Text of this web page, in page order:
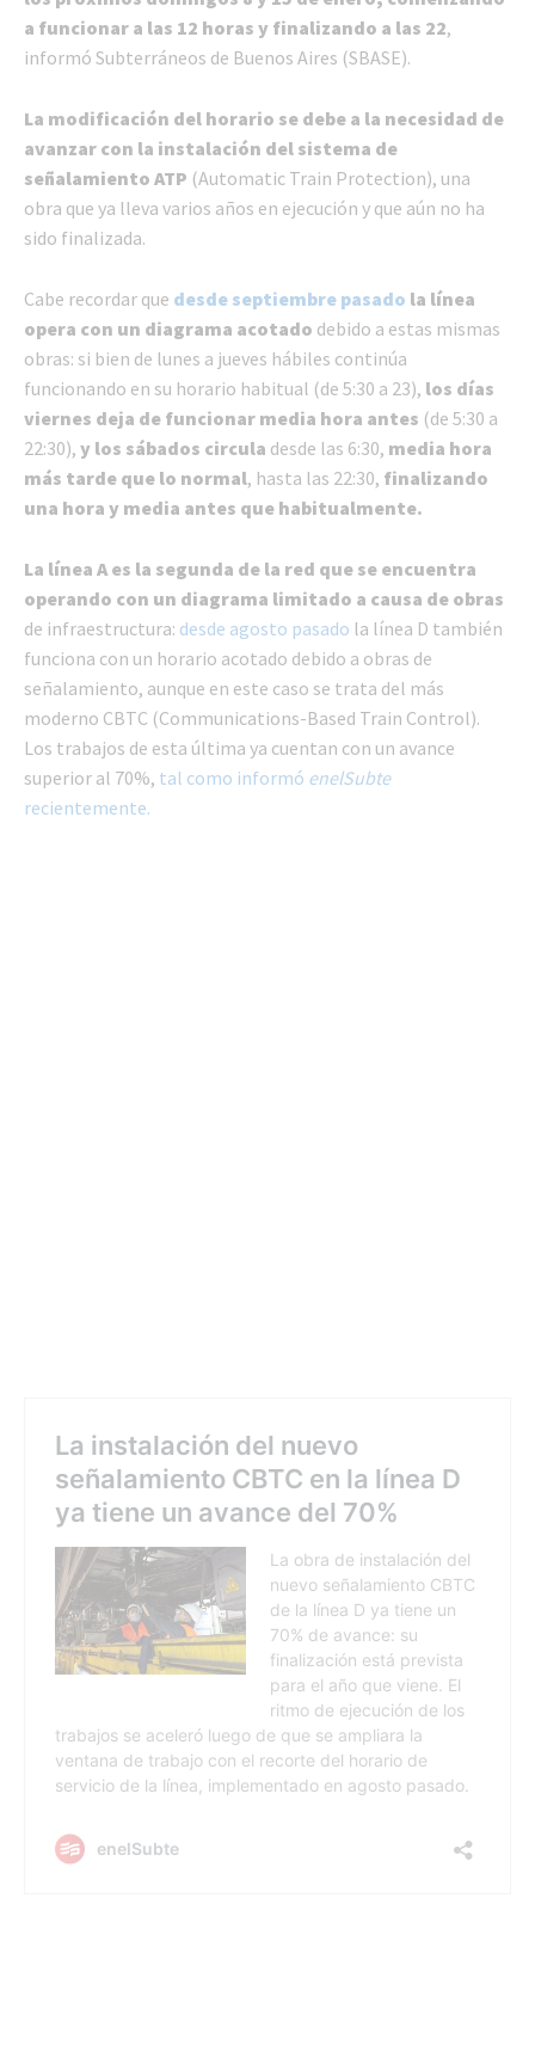
a funcionar a las 12 horas y finalizando a las 22,
informó Subterráneos de Buenos Aires (SBASE).
La modificación del horario se debe a la necesidad de
avanzar con la instalación del sistema de
señalamiento ATP (Automatic Train Protection), una
obra que ya lleva varios años en ejecución y que aún no ha
sido finalizada.
Cabe recordar que desde septiembre pasado la línea
opera con un diagrama acotado debido a estas mismas
obras: si bien de lunes a jueves hábiles continúa
funcionando en su horario habitual (de 5:30 a 23), los días
viernes deja de funcionar media hora antes (de 5:30 a
22:30), y los sábados circula desde las 6:30, media hora
más tarde que lo normal, hasta las 22:30, finalizando
una hora y media antes que habitualmente.
La línea A es la segunda de la red que se encuentra
operando con un diagrama limitado a causa de obras
de infraestructura: desde agosto pasado la línea D también
funciona con un horario acotado debido a obras de
señalamiento, aunque en este caso se trata del más
moderno CBTC (Communications-Based Train Control).
Los trabajos de esta última ya cuentan con un avance
superior al 70%, tal como informó enelSubte
recientemente.